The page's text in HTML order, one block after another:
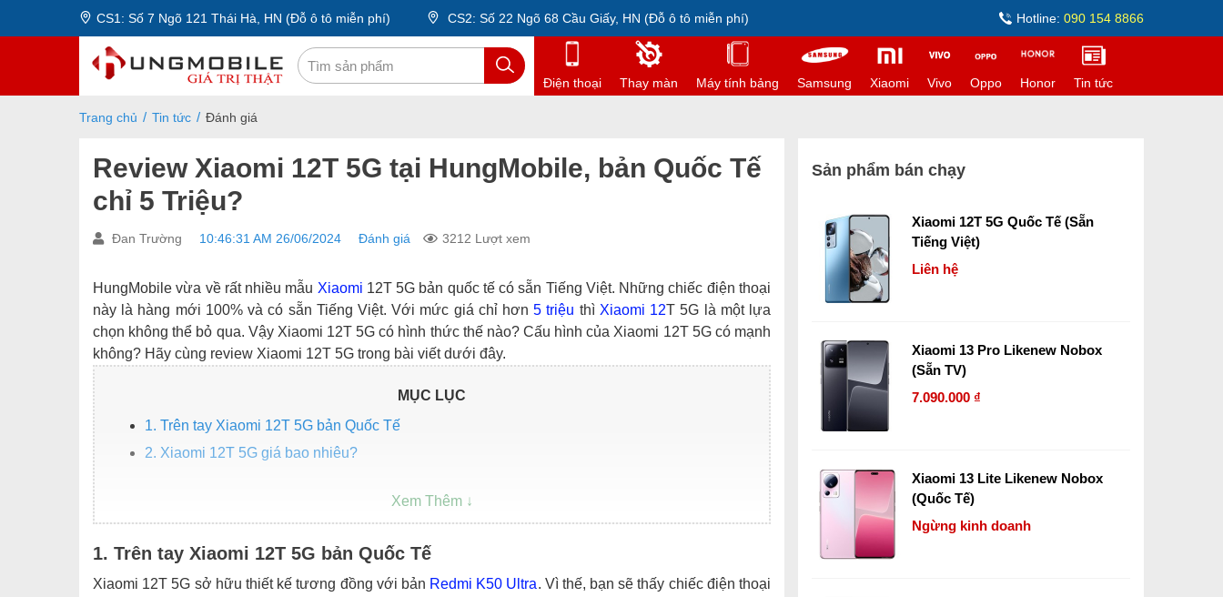
CS1: Số 7 Ngõ 121 Thái Hà, HN (Đỗ ô tô miễn phí) CS2: Số 22 Ngõ 68 Cầu Giấy, HN (Đỗ ô tô miễn phí) Hotline: 090 154 8866
Điện thoại Thay màn Máy tính bảng Samsung Xiaomi Vivo Oppo Honor Tin tức
Trang chủ Tin tức Đánh giá
Review Xiaomi 12T 5G tại HungMobile, bản Quốc Tế
chỉ 5 Triệu?
Đan Trường 10:46:31 AM 26/06/2024 Đánh giá 3212 Lượt xem
HungMobile vừa về rất nhiều mẫu Xiaomi 12T 5G bản quốc tế có sẵn Tiếng Việt. Những chiếc điện thoại
này là hàng mới 100% và có sẵn Tiếng Việt. Với mức giá chỉ hơn5 triệu thì Xiaomi 12T 5G là một lựa
chọn không thể bỏ qua. Vậy Xiaomi 12T 5G có hình thức thế nào? Cấu hình của Xiaomi 12T 5G có mạnh
không? Hãy cùng review Xiaomi 12T 5G trong bài viết dưới đây.
MỤC LỤC
1. Trên tay Xiaomi 12T 5G bản Quốc Tế
2. Xiaomi 12T 5G giá bao nhiêu?
1. Trên tay Xiaomi 12T 5G bản Quốc Tế
Xiaomi 12T 5G sở hữu thiết kế tương đồng với bản Redmi K50 Ultra. Vì thế, bạn sẽ thấy chiếc điện thoại
Sản phẩm bán chạy
Xiaomi 12T 5G Quốc Tế (Sẵn
Tiếng Việt)
Liên hệ
Xiaomi 13 Pro Likenew Nobox
(Sẵn TV)
7.090.000 ₫
Xiaomi 13 Lite Likenew Nobox
(Quốc Tế)
Ngừng kinh doanh